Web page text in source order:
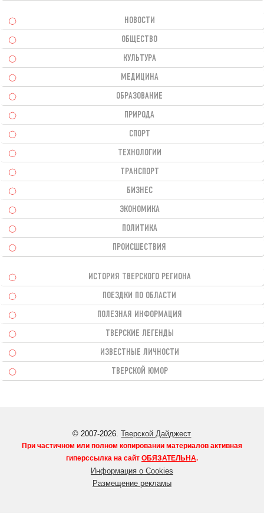
НОВОСТИ
ОБЩЕСТВО
КУЛЬТУРА
МЕДИЦИНА
ОБРАЗОВАНИЕ
ПРИРОДА
СПОРТ
ТЕХНОЛОГИИ
ТРАНСПОРТ
БИЗНЕС
ЭКОНОМИКА
ПОЛИТИКА
ПРОИСШЕСТВИЯ
ИСТОРИЯ ТВЕРСКОГО РЕГИОНА
ПОЕЗДКИ ПО ОБЛАСТИ
ПОЛЕЗНАЯ ИНФОРМАЦИЯ
ТВЕРСКИЕ ЛЕГЕНДЫ
ИЗВЕСТНЫЕ ЛИЧНОСТИ
ТВЕРСКОЙ ЮМОР
© 2007-2026.Тверской Дайджест
При частичном или полном копировании материалов активная
гиперссылка на сайт ОБЯЗАТЕЛЬНА.
Информация о Cookies
Размещение рекламы